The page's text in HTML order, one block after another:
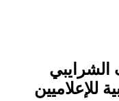
الشرايبي
للإعلاميين